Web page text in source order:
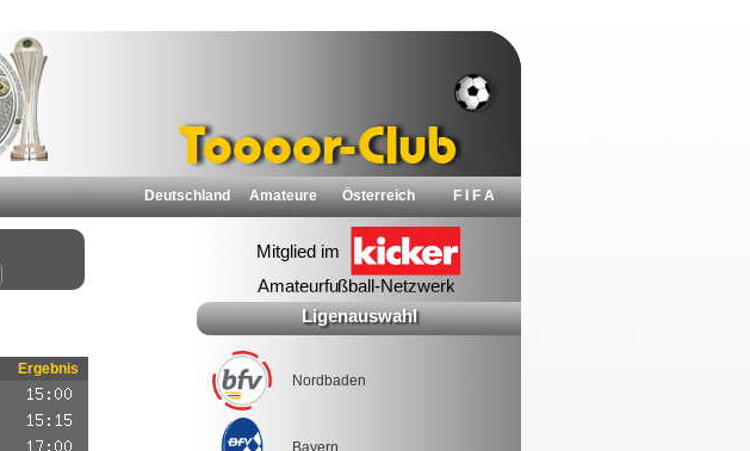
Deutschland Amateure Österreich F I F A
Ergebnis
Ligenauswahl
Nordbaden